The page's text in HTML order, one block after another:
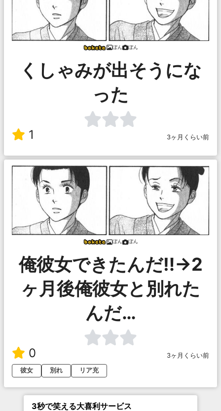
ぼん ぼん
くしゃみが出そうにな
った
1 3ヶ月くらい前
ぼん ぼん
俺彼女できたんだ‼︎→2
ヶ月後俺彼女と別れた
んだ…
0
3ヶ月くらい前
彼女
別れ リア充
3秒で笑える大喜利サービス